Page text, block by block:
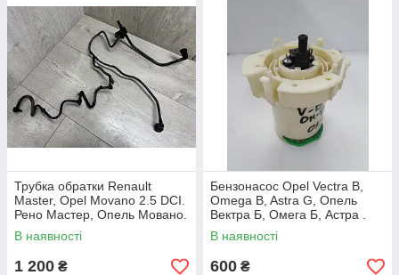
Трубка обратки Renault
Master, Opel Movano 2.5 DCI.
Рено Мастер, Опель Мовано.
В наявності
1 200 ₴
Бензонасос Opel Vectra B,
Omega B, Astra G, Опель
Вектра Б, Омега Б, Астра .
В наявності
600 ₴